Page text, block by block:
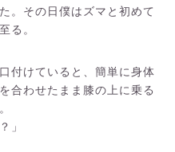
。その日僕はズマと初めて
る。
付けていると、簡単に身体
合わせたまま膝の上に乗る
」